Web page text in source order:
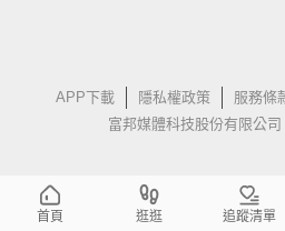
APP下載 隱私權政策 服務條
富邦媒體科技股份有限公
首頁 逛逛 追蹤清單